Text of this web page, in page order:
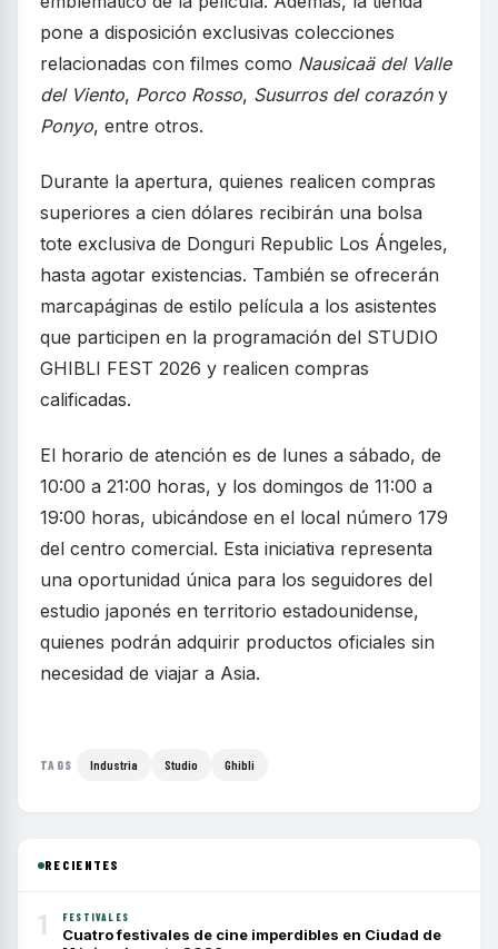
pone a disposición exclusivas colecciones
relacionadas con filmes como Nausicaä del Valle
del Viento, Porco Rosso, Susurros del corazóny
Ponyo, entre otros.
Durante la apertura, quienes realicen compras
superiores a cien dólares recibirán una bolsa
tote exclusiva de Donguri Republic Los Ángeles,
hasta agotar existencias. También se ofrecerán
marcapáginas de estilo película a los asistentes
que participen en la programación del STUDIO
GHIBLI FEST 2026 y realicen compras
calificadas.
El horario de atención es de lunes a sábado, de
10:00 a 21:00 horas, y los domingos de 11:00 a
19:00 horas, ubicándose en el local número 179
del centro comercial. Esta iniciativa representa
una oportunidad única para los seguidores del
estudio japonés en territorio estadounidense,
quienes podrán adquirir productos oficiales sin
necesidad de viajar a Asia.
TAGS Industria Studio Ghibli
RECIENTES
1 FESTIVALES
Cuatro festivales de cine imperdibles en Ciudad de